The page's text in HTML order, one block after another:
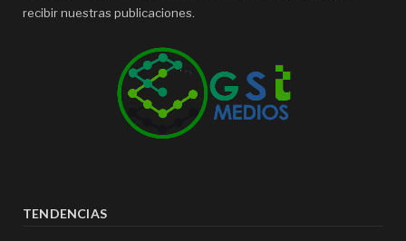
recibir nuestras publicaciones.
TENDENCIAS